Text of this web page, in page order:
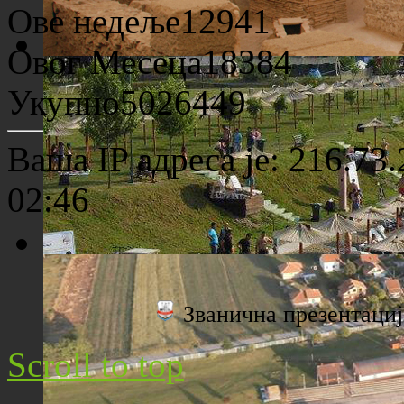
Археолошко налазиште "Viminacium"
Плажа "Топољар" - Поглед са торња
Ове недеље12941
Овог Месеца18384
Укупно5026449
Ваша IP адреса је:
02:46
Званична
Scroll to top